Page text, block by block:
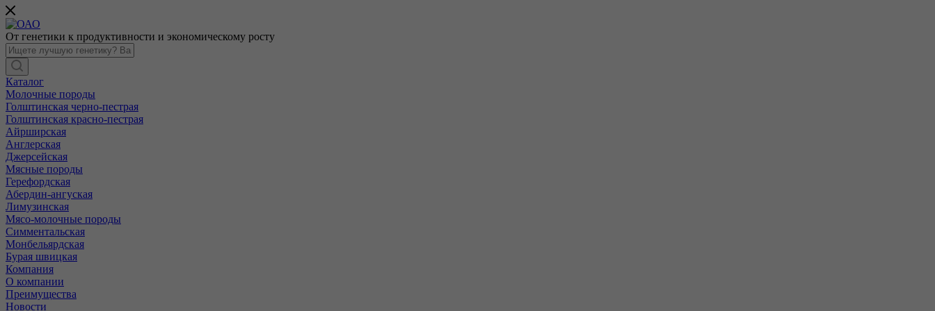
От генетики к продуктивности и экономическому росту
Каталог
Молочные породы
Голштинская черно-пестрая
Голштинская красно-пестрая
Айрширская
Англерская
Джерсейская
Мясные породы
Герефордская
Абердин-ангуская
Лимузинская
Мясо-молочные породы
Симментальская
Монбельярдская
Бурая швицкая
Компания
О компании
Преимущества
Новости